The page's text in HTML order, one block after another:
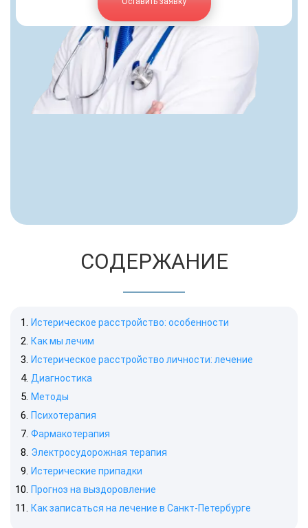
СОДЕРЖАНИЕ
Истерическое расстройство: особенности
Как мы лечим
Истерическое расстройство личности: лечение
Диагностика
Методы
Психотерапия
Фармакотерапия
Электросудорожная терапия
Истерические припадки
Прогноз на выздоровление
Как записаться на лечение в Санкт-Петербурге